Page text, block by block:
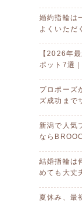
婚約指輪は
よくいただ
【2026年
ポット7選
プロポーズ
ズ成功まで
新潟で人気
なら
結婚指輪は
めても大丈
夏休み、最